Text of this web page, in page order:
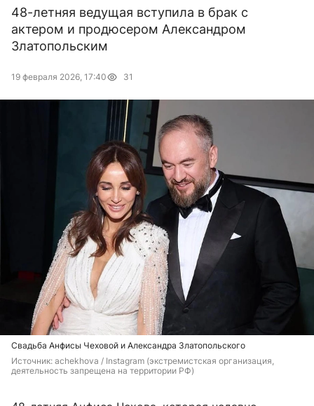
48-летняя ведущая вступила в брак с
актером и продюсером Александром
Златопольским
19 февраля 2026, 17:40 31
Свадьба Анфисы Чеховой и Александра Златопольского
Источник: achekhova / Instagram (экстремистская организация,
деятельность запрещена на территории РФ)